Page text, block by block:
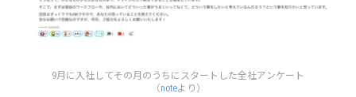
9月に入社してその月のうちにスタートした全社アンケート
（noteより）